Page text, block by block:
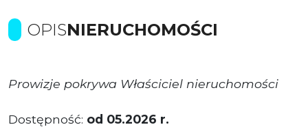
OPISNIERUCHOMOŚCI
Prowizje pokrywa Właściciel nieruchomości
Dostępność: od 05.2026 r.